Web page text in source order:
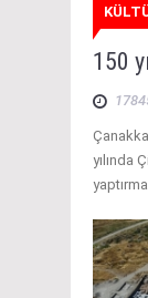
150
yılında